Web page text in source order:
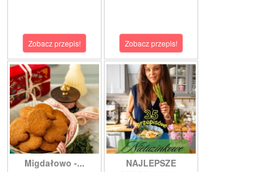
Zobacz przepis! Zobacz przepis!
Migdałowo -...
NAJLEPSZE